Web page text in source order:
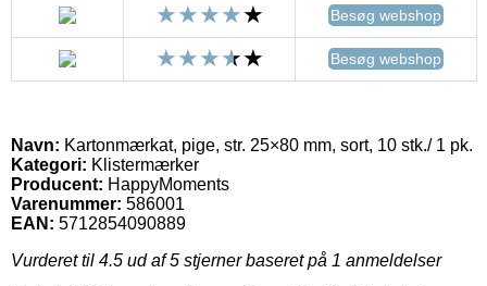
Besøg webshop
Besøg webshop
Navn: Kartonmærkat, pige, str. 25×80 mm, sort, 10 stk./ 1 pk.
Kategori: Klistermærker
Producent: HappyMoments
Varenummer: 586001
EAN: 5712854090889
Vurderet til 4.5 ud af 5 stjerner baseret på 1 anmeldelser